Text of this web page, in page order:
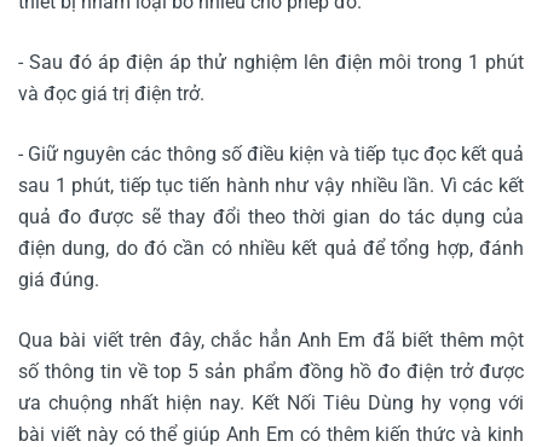
- Sau đó áp điện áp thử nghiệm lên điện môi trong 1 phút
và đọc giá trị điện trở.
- Giữ nguyên các thông số điều kiện và tiếp tục đọc kết quả
sau 1 phút, tiếp tục tiến hành như vậy nhiều lần. Vì các kết
quả đo được sẽ thay đổi theo thời gian do tác dụng của
điện dung, do đó cần có nhiều kết quả để tổng hợp, đánh
giá đúng.
Qua bài viết trên đây, chắc hẳn Anh Em đã biết thêm một
số thông tin về top 5 sản phẩm đồng hồ đo điện trở được
ưa chuộng nhất hiện nay. Kết Nối Tiêu Dùng hy vọng với
bài viết này có thể giúp Anh Em có thêm kiến thức và kinh